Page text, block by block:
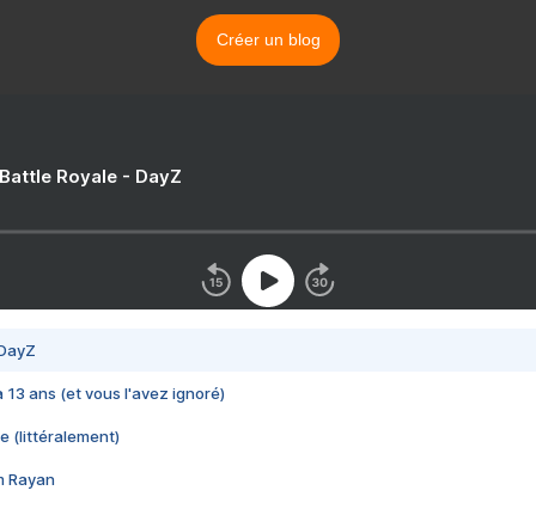
Créer un blog
Royale - DayZ
13 ans (et vous l'avez ignoré)
(littéralement)
Rayan